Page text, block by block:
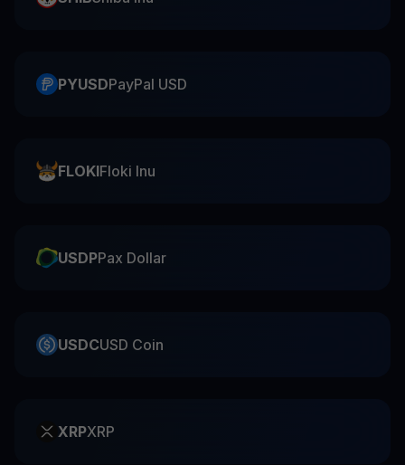
PYUSDPayPal USD
FLOKIFloki Inu
USDPPax Dollar
USDCUSD Coin
XRPXRP